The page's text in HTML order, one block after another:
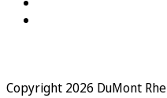
Copyright 2026 DuMont